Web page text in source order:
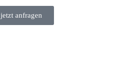
jetzt anfragen